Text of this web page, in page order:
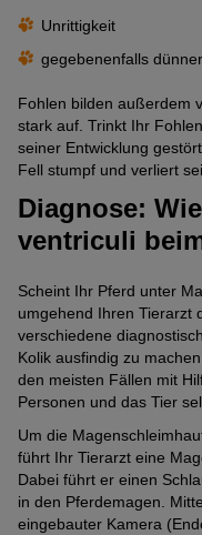
Unrittigkeit
gegebenenfalls
Fohlen bilden außerdem
stark auf. Trinkt Ihr
seiner Entwicklung
Fell stumpf und verliert
Diagnose:
ventriculi
Scheint Ihr Pferd unter
umgehend Ihren Tierarzt
verschiedene
Kolik ausfindig zu
den meisten Fällen mit
Personen und das Tier
Um die
führt Ihr Tierarzt eine
Dabei führt er einen
in den Pferdemagen.
eingebauter Kamera